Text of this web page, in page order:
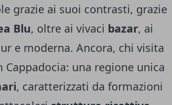
grazie ai suoi contrasti, grazie
Blu, oltre ai vivaci bazar, ai
e moderna. Ancora, chi visita
una regione unica
, caratterizzati da formazioni